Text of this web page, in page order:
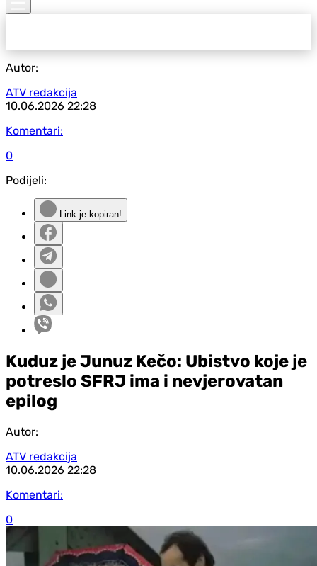
Autor:
ATV redakcija
10.06.2026 22:28
Komentari:
0
Podijeli:
Link je kopiran!
Kuduz je Junuz Kečo: Ubistvo koje je
potreslo SFRJ ima i nevjerovatan
epilog
Autor:
ATV redakcija
10.06.2026 22:28
Komentari:
0